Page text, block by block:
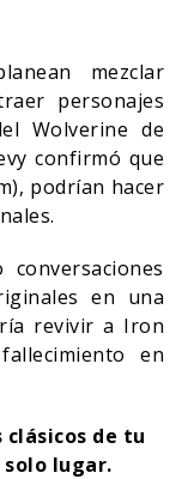
mezclar
personajes
Wolverine de
confirmó que
podrían hacer
en una
revivir a Iron
en
clásicos de tu
lugar.